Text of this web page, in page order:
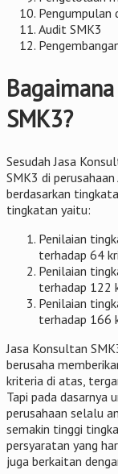
Pengumpulan
Audit SMK3
SMK3?
Sesudah Jasa
SMK3 di
berdasarkan
tingkatan yaitu:
Penilaian
terhadap 64
Penilaian
terhadap 122
Penilaian
terhadap 166
Jasa Konsultan
berusaha
kriteria di atas,
Tapi pada dasarnya
perusahaan selalu
semakin tinggi
persyaratan yang
juga berkaitan